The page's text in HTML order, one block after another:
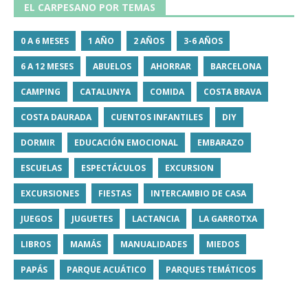
EL CARPESANO POR TEMAS
0 A 6 MESES 1 AÑO 2 AÑOS 3-6 AÑOS
6 A 12 MESES ABUELOS AHORRAR BARCELONA
CAMPING CATALUNYA COMIDA COSTA BRAVA
COSTA DAURADA CUENTOS INFANTILES DIY
DORMIR EDUCACIÓN EMOCIONAL EMBARAZO
ESCUELAS ESPECTÁCULOS EXCURSION
EXCURSIONES FIESTAS INTERCAMBIO DE CASA
JUEGOS JUGUETES LACTANCIA LA GARROTXA
LIBROS MAMÁS MANUALIDADES MIEDOS
PAPÁS PARQUE ACUÁTICO PARQUES TEMÁTICOS